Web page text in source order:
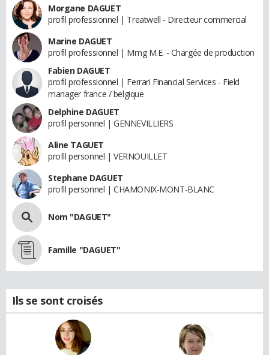
Morgane DAGUET
profil professionnel | Treatwell - Directeur commercial
Marine DAGUET
profil professionnel | Mmg M.E. - Chargée de production
Fabien DAGUET
profil professionnel | Ferrari Financial Services - Field
manager france / belgique
Delphine DAGUET
profil personnel | GENNEVILLIERS
Aline TAGUET
profil personnel | VERNOUILLET
Stephane DAGUET
profil personnel | CHAMONIX-MONT-BLANC
Nom "DAGUET"
Famille "DAGUET"
Ils se sont croisés